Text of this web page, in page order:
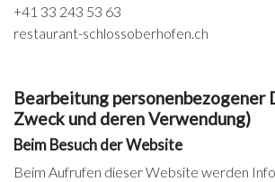
+41 33 243 53 63
restaurant-schlossoberhofen.ch
Bearbeitung personenbezogener
Zweck und deren Verwendung)
Beim Besuch der Website
Beim Aufrufen dieser Website werden